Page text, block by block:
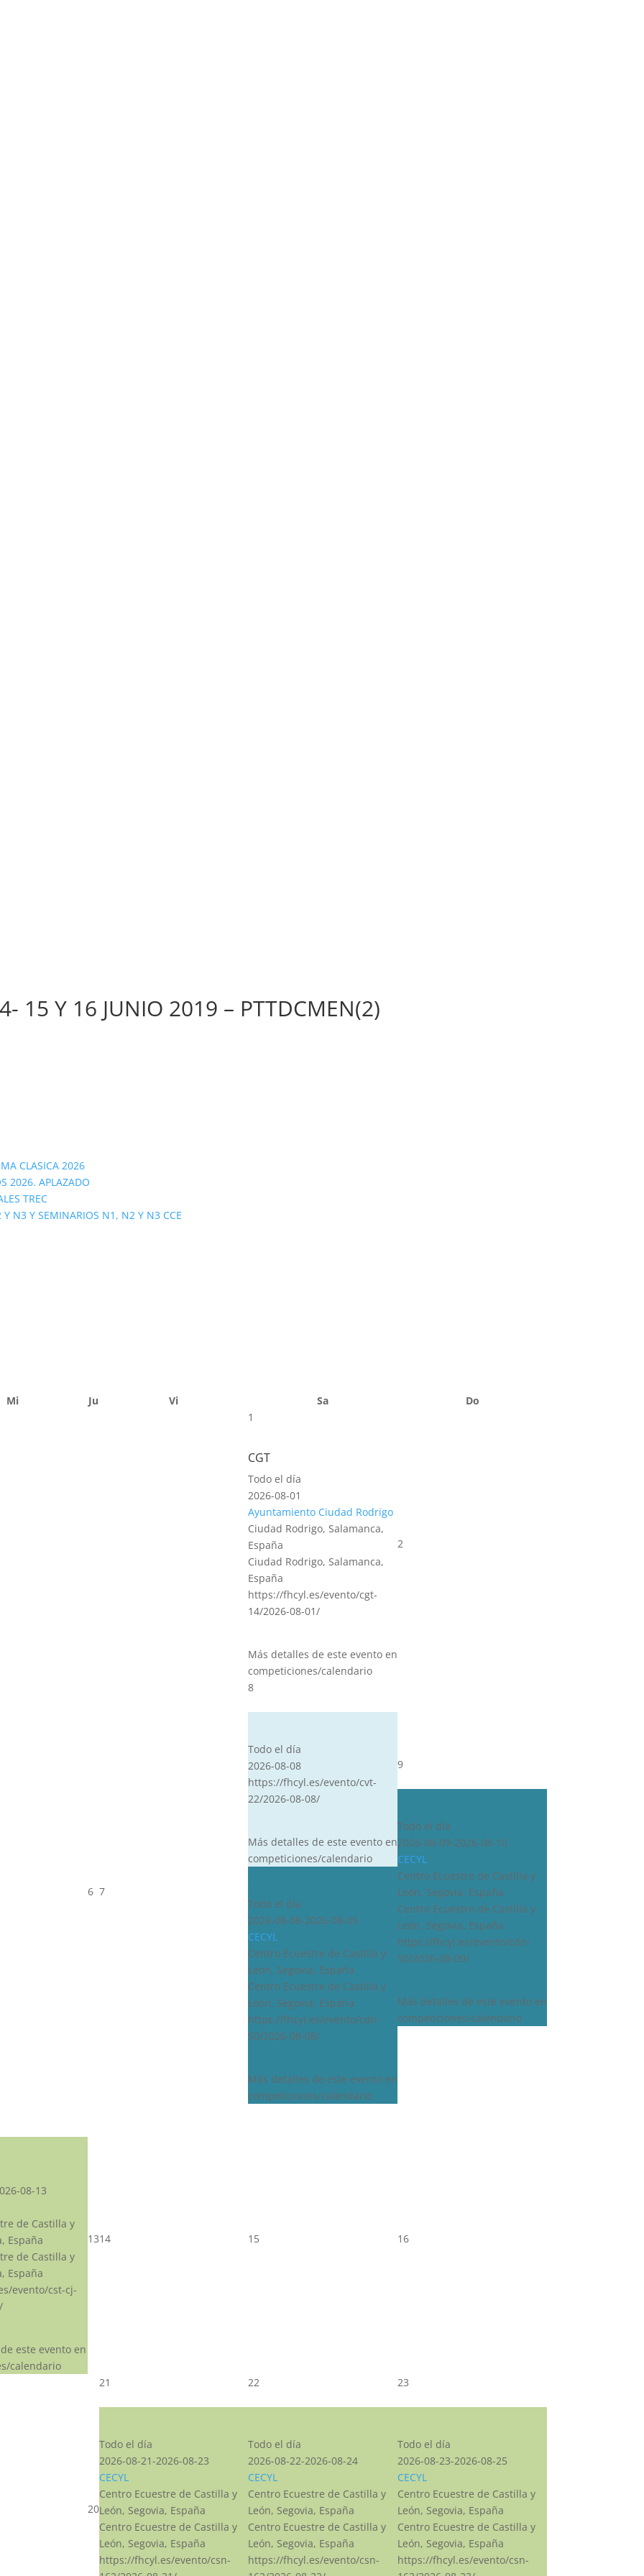
15 Y 16 JUNIO 2019 – PTTDCMEN(2)
CLASICA 2026
2026. APLAZADO
TREC
N3 Y SEMINARIOS N1, N2 Y N3 CCE
Mi Ju Vi Sa
Do
1
CGT
Todo el día
2026-08-01
Ayuntamiento Ciudad Rodrigo
Ciudad Rodrigo, Salamanca,
España
Ciudad Rodrigo, Salamanca,
España
https://fhcyl.es/evento/cgt-
14/2026-08-01/
Más detalles de este evento en
competiciones/calendario
2
6 7
8
Todo el día
2026-08-08
https://fhcyl.es/evento/cvt-
22/2026-08-08/
Más detalles de este evento en
competiciones/calendario
Todo el día
2026-08-08-2026-08-09
CECYL
Centro Ecuestre de Castilla y
León, Segovia, España
Centro Ecuestre de Castilla y
León, Segovia, España
https://fhcyl.es/evento/cdn-
50/2026-08-08/
Más detalles de este evento en
competiciones/calendario
9
Todo el día
2026-08-09-2026-08-10
CECYL
Centro Ecuestre de Castilla y
León, Segovia, España
Centro Ecuestre de Castilla y
León, Segovia, España
https://fhcyl.es/evento/cdn-
50/2026-08-09/
Más detalles de este evento en
competiciones/calendario
08-13
de Castilla y
España
de Castilla y
España
evento/cst-cj-
este evento en
calendario
1314 15 16
20
21
Todo el día
2026-08-21-2026-08-23
CECYL
Centro Ecuestre de Castilla y
León, Segovia, España
Centro Ecuestre de Castilla y
León, Segovia, España
https://fhcyl.es/evento/csn-
22
Todo el día
2026-08-22-2026-08-24
CECYL
Centro Ecuestre de Castilla y
León, Segovia, España
Centro Ecuestre de Castilla y
León, Segovia, España
https://fhcyl.es/evento/csn-
23
Todo el día
2026-08-23-2026-08-25
CECYL
Centro Ecuestre de Castilla y
León, Segovia, España
Centro Ecuestre de Castilla y
León, Segovia, España
https://fhcyl.es/evento/csn-